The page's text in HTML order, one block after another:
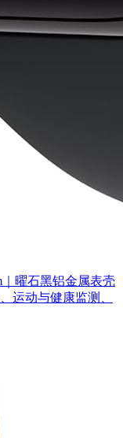
｜曜石黑铝金属表壳
运动与健康监测、